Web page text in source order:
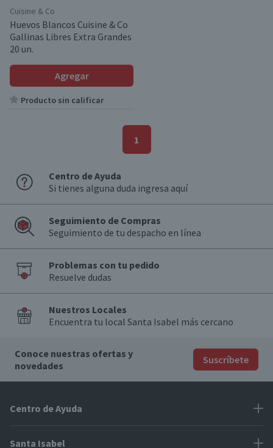
Cuisine & Co
Huevos Blancos Cuisine & Co
Gallinas Libres Extra Grandes
20 un.
Agregar
Producto sin calificar
1
Centro de Ayuda
Si tienes alguna duda ingresa aquí
Seguimiento de Compras
Seguimiento de tu despacho en línea
Problemas con tu pedido
Resuelve dudas
Nuestros Locales
Encuentra tu local Santa Isabel más cercano
Conoce nuestras ofertas y
novedades
Suscríbete
Centro de Ayuda
Problemas con tu pedido
Santa Isabel